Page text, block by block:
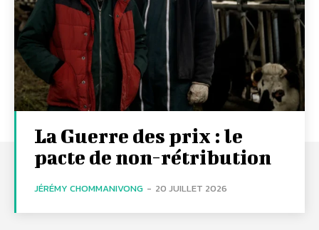
La Guerre des prix : le
pacte de non-rétribution
JÉRÉMY CHOMMANIVONG - 20 JUILLET 2026